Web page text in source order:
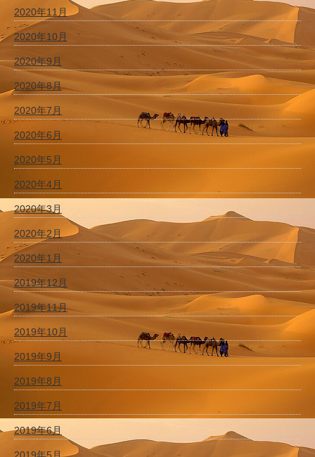
2020年11月
2020年10月
2020年9月
2020年8月
2020年7月
2020年6月
2020年5月
2020年4月
2020年3月
2020年2月
2020年1月
2019年12月
2019年11月
2019年10月
2019年9月
2019年8月
2019年7月
2019年6月
2019年5月